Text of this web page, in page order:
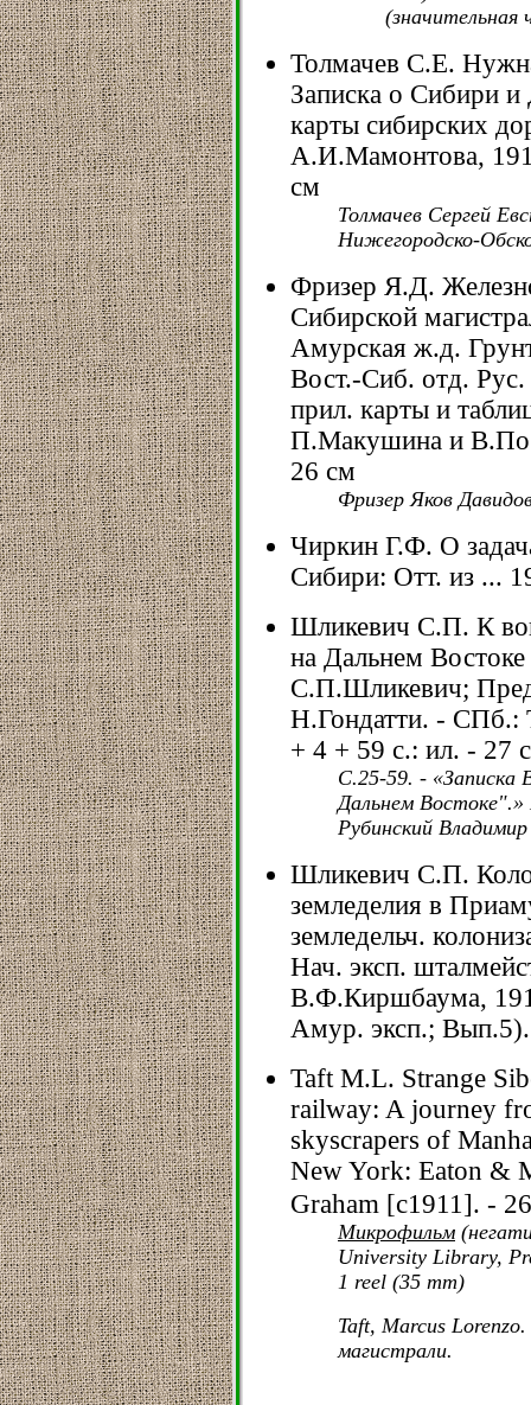
Толмачев С.Е.
Записка о Сибири
карты сибирских
А.И.Мамонтова,
см
Толмачев Сергей
Нижегородско-
Фризер Я.Д.
Сибирской
Амурская ж.д.
Вост.-Сиб. отд. Рус.
прил. карты и
П.Макушина и
26 см
Фризер Яков
Чиркин Г.Ф. О
Сибири: Отт. из ...
Шликевич С.П. К
на Дальнем
С.П.Шликевич;
Н.Гондатти. -
+ 4 + 59 с.: ил. - 27
С.25-59. - «Записка
Дальнем Востоке".»
Рубинский
Шликевич С.П.
земледелия в
земледельч.
Нач. эксп.
В.Ф.Киршбаума,
Амур. эксп.; Вып.5).
Taft M.L. Strange
railway: A journey
skyscrapers of
New York: Eaton &
Graham [c1911]. -
Микрофильм
University Library,
1 reel (35 mm)
Taft, Marcus
магистрали.